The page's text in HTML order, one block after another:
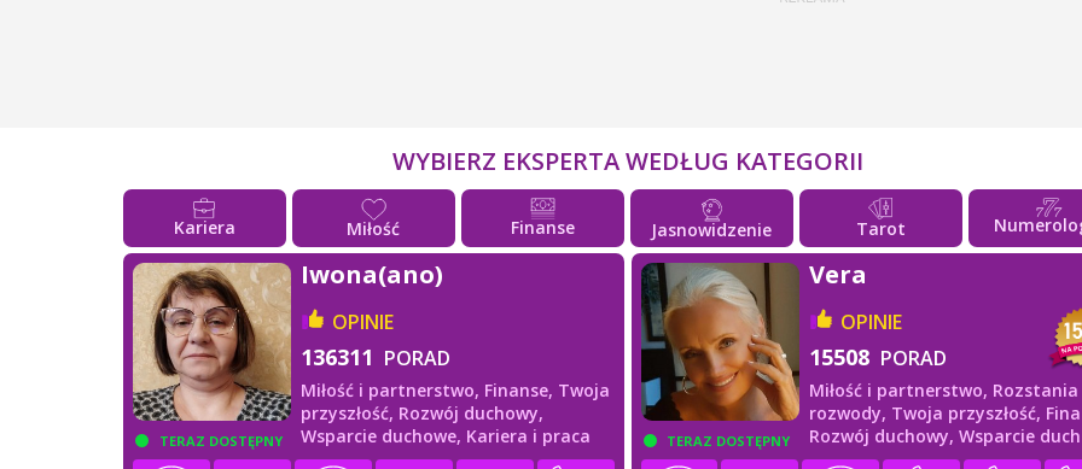
WYBIERZ EKSPERTA WEDŁUG KATEGORII
Kariera Miłość Finanse Jasnowidzenie Tarot
TERAZ DOSTĘPNY
Iwona(ano)
OPINIE
136311 PORAD
Miłość i partnerstwo, Finanse, Twoja
przyszłość, Rozwój duchowy,
Wsparcie duchowe, Kariera i praca TERAZ DOSTĘPNY
Vera
OPINIE
15508 PORAD
Miłość i partnerstwo,
rozwody, Twoja przyszłość,
Rozwój duchowy, Wsparcie